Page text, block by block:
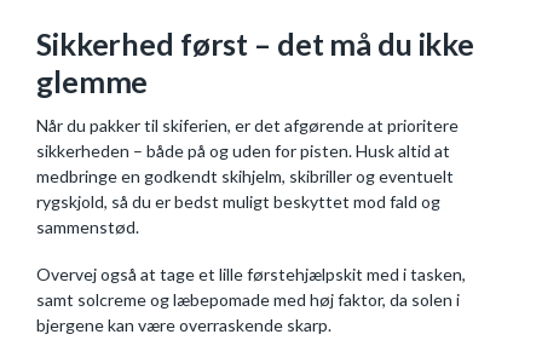
Sikkerhed først – det må du ikke
glemme
Når du pakker til skiferien, er det afgørende at prioritere
sikkerheden – både på og uden for pisten. Husk altid at
medbringe en godkendt skihjelm, skibriller og eventuelt
rygskjold, så du er bedst muligt beskyttet mod fald og
sammenstød.
Overvej også at tage et lille førstehjælpskit med i tasken,
samt solcreme og læbepomade med høj faktor, da solen i
bjergene kan være overraskende skarp.